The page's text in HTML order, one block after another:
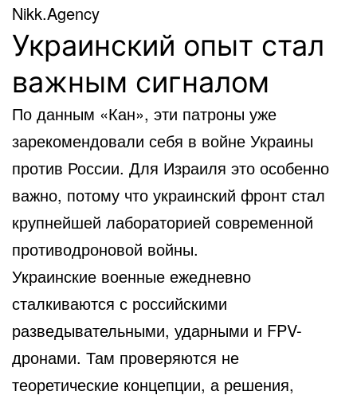
Nikk.Agency
Украинский опыт стал
важным сигналом
По данным «Кан», эти патроны уже
зарекомендовали себя в войне Украины
против России. Для Израиля это особенно
важно, потому что украинский фронт стал
крупнейшей лабораторией современной
противодроновой войны.
Украинские военные ежедневно
сталкиваются с российскими
разведывательными, ударными и FPV-
дронами. Там проверяются не
теоретические концепции, а решения,